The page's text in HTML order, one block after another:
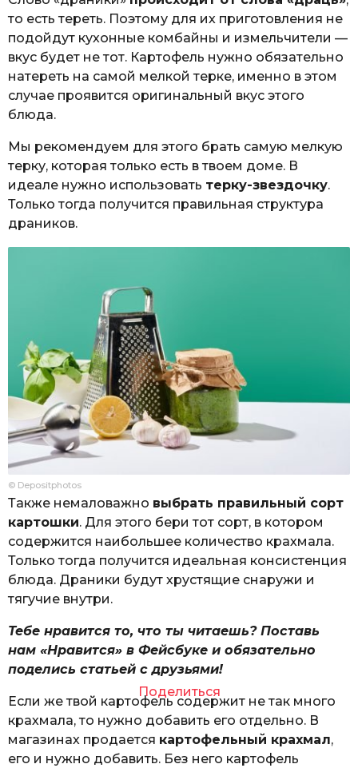
то есть тереть. Поэтому для их приготовления не
подойдут кухонные комбайны и измельчители —
вкус будет не тот. Картофель нужно обязательно
натереть на самой мелкой терке, именно в этом
случае проявится оригинальный вкус этого
блюда.
Мы рекомендуем для этого брать самую мелкую
терку, которая только есть в твоем доме. В
идеале нужно использовать терку-звездочку.
Только тогда получится правильная структура
драников.
© Depositphotos
Также немаловажно выбрать правильный сорт
картошки. Для этого бери тот сорт, в котором
содержится наибольшее количество крахмала.
Только тогда получится идеальная консистенция
блюда. Драники будут хрустящие снаружи и
тягучие внутри.
Тебе нравится то, что ты читаешь? Поставь
нам «Нравится» в Фейсбуке и обязательно
поделись статьей с друзьями!
Поделиться
Если же твой картофель содержит не так много
крахмала, то нужно добавить его отдельно. В
магазинах продается картофельный крахмал,
его и нужно добавить. Без него картофель